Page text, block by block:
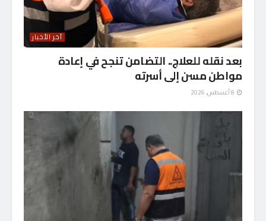
آخر الأخبار
بعد نقله للعلاج.. التضامن تنجح في إعادة
مواطن مسن إلى أسرته